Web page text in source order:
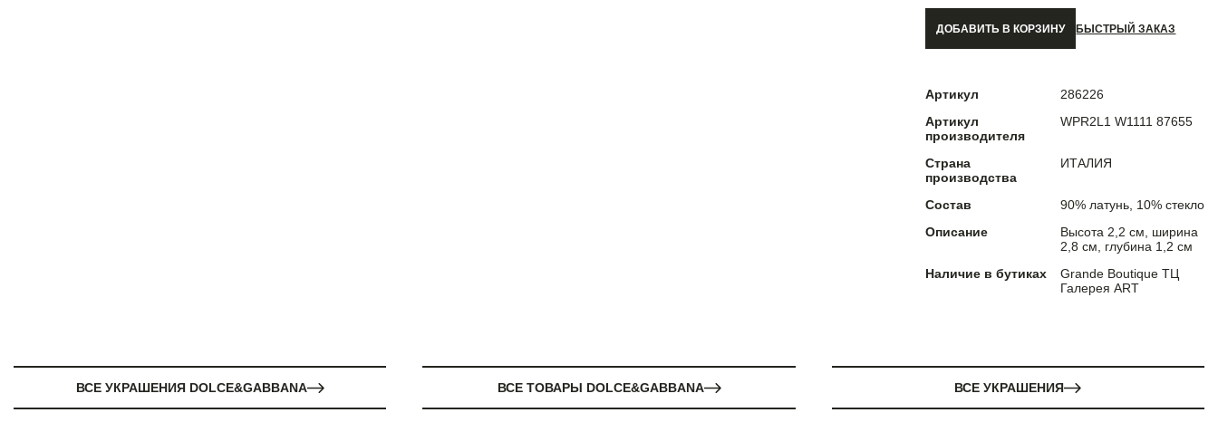
ДОБАВИТЬ В КОРЗИНУ БЫСТРЫЙ ЗАКАЗ
Артикул
286226
Артикул
производителя
WPR2L1 W1111 87655
Страна
производства
ИТАЛИЯ
Состав
90% латунь, 10% стекло
Описание
Высота 2,2 см, ширина
2,8 см, глубина 1,2 см
Наличие в бутиках
Grande Boutique ТЦ
Галерея ART
ВСЕ УКРАШЕНИЯ DOLCE&GABBANA ВСЕ ТОВАРЫ DOLCE&GABBANA ВСЕ УКРАШЕНИЯ